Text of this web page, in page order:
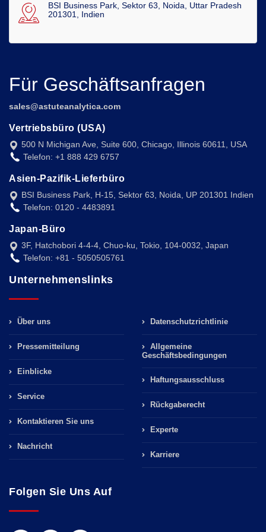
BSI Business Park, Sektor 63, Noida, Uttar Pradesh
201301, Indien
Für Geschäftsanfragen
sales@astuteanalytica.com
Vertriebsbüro (USA)
500 N Michigan Ave, Suite 600, Chicago, Illinois 60611, USA
Telefon: +1 888 429 6757
Asien-Pazifik-Lieferbüro
BSI Business Park, H-15, Sektor 63, Noida, UP 201301 Indien
Telefon: 0120 - 4483891
Japan-Büro
3F, Hatchobori 4-4-4, Chuo-ku, Tokio, 104-0032, Japan
Telefon: +81 - 5050505761
Unternehmenslinks
Über uns
Pressemitteilung
Einblicke
Service
Kontaktieren Sie uns
Nachricht
Datenschutzrichtlinie
Allgemeine
Geschäftsbedingungen
Haftungsausschluss
Rückgaberecht
Experte
Karriere
Folgen Sie Uns Auf